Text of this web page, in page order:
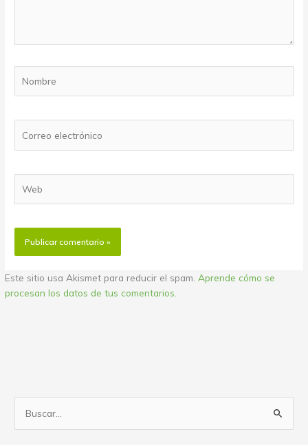
electrónico
Este sitio usa Akismet para reducir el spam. Aprende cómo se
procesan los datos de tus comentarios.